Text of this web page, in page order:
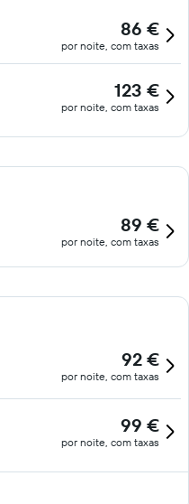
86 €
por noite, com taxas
123 €
por noite, com taxas
89 €
por noite, com taxas
92 €
por noite, com taxas
99 €
por noite, com taxas